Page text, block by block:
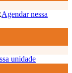
Agendar nessa
unidade